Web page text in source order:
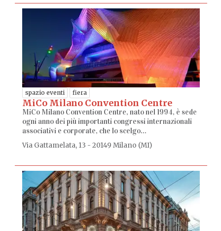
spazio eventi fiera
MiCo Milano Convention Centre
MiCo Milano Convention Centre, nato nel 1994, è sede
ogni anno dei più importanti congressi internazionali
associativi e corporate, che lo scelgo...
Via Gattamelata, 13 - 20149 Milano (MI)